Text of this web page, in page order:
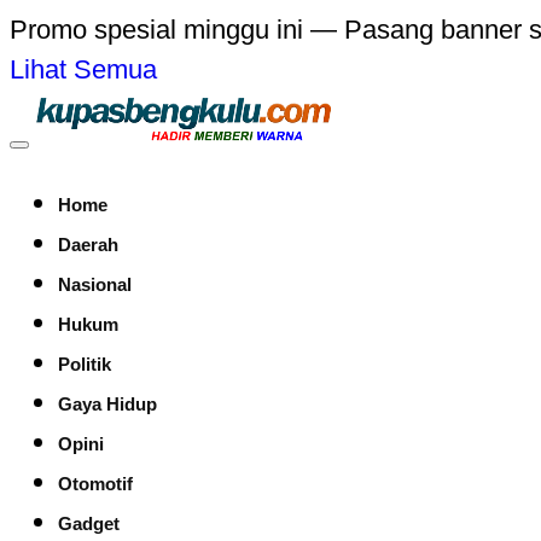
Promo spesial minggu ini — Pasang banner
Lihat Semua
Home
Daerah
Nasional
Hukum
Politik
Gaya Hidup
Opini
Otomotif
Gadget